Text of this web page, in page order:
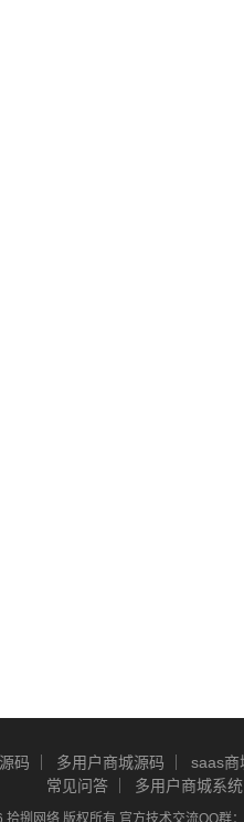
码 多用户商城源码 saas商
常见问答
多用户商城系统
捌网络 版权所有 官方技术交流QQ群